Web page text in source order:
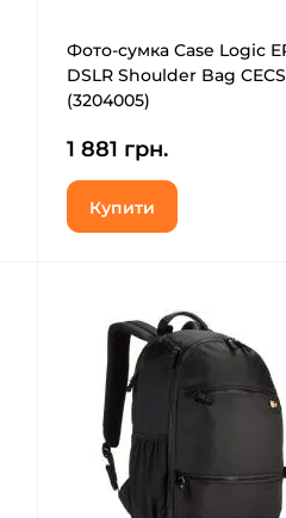
Фото-сумка Case Logic
DSLR Shoulder Bag
(3204005)
1 881 грн.
Купити